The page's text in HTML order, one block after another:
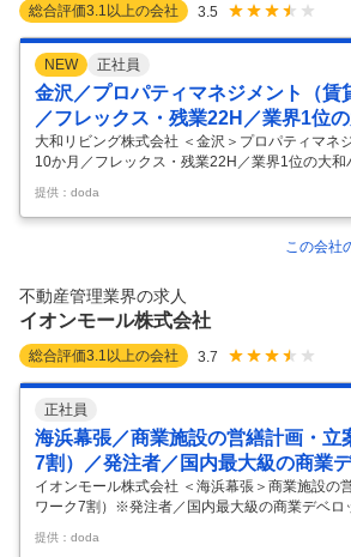
総合評価3.1 以上の会社 3.5
NEW 正社員
金沢／プロパティマネジメント（賃
／フレックス・残業22H／業界1位
大和リビング株式会社 ＜金沢＞プロパティマ
10か月／フレックス・残業22H／業界1位の大和
＜金沢＞プロパティマネジメント（賃貸）※賞
残業22H／業界1位の大和ハウスG 【具体的な仕
理へキャリアアップフレックス制度・社宅・住
制(水日祝)／残業平均22H程度～ ■魅力 ◎大和
す。 ◎数字だけじゃない：売り上げ数字だけで
など多彩な項目があり、納得の評価環境です。
提供：doda
この会社
不動産管理業界の求人
イオンモール株式会社
総合評価3.1 以上の会社 3.7
正社員
海浜幕張／商業施設の営繕計画・立
7割）／発注者／国内最大級の商業
イオンモール株式会社 ＜海浜幕張＞商業施設の
ワーク7割）※発注者／国内最大級の商業デベロ
海浜幕張＞商業施設の営繕計画・立案（デスク
内最大級の商業デベロッパー 【具体的な仕事内
提供：doda